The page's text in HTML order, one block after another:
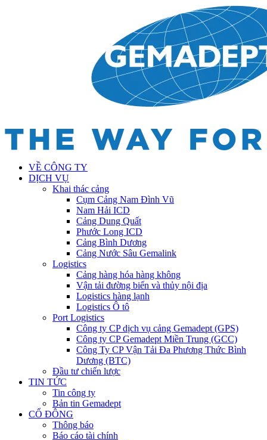
VỀ CÔNG TY
DỊCH VỤ
Khai thác cảng
Cụm Cảng Nam Đình Vũ
Nam Hải ICD
Cảng Dung Quất
Phước Long ICD
Cảng Bình Dương
Cảng Nước Sâu Gemalink
Logistics
Cảng hàng hóa hàng không
Vận tải đường biển và thủy nội địa
Logistics hàng lạnh
Logistics Ô tô
Port Logistics
Công ty CP dịch vụ cảng Gemadept (GPS)
Công ty CP Gemadept Miền Trung (GCC)
Công Ty CP Vận Tải Đa Phương Thức Bình
Dương (BTC)
Đầu tư chiến lược
TIN TỨC
Tin công ty
Bản tin Gemadept
CỔ ĐÔNG
Thông báo
Báo cáo tài chính